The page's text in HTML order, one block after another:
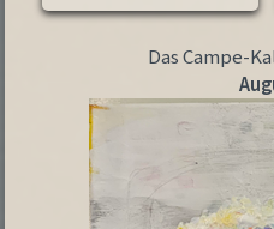
Das Campe-